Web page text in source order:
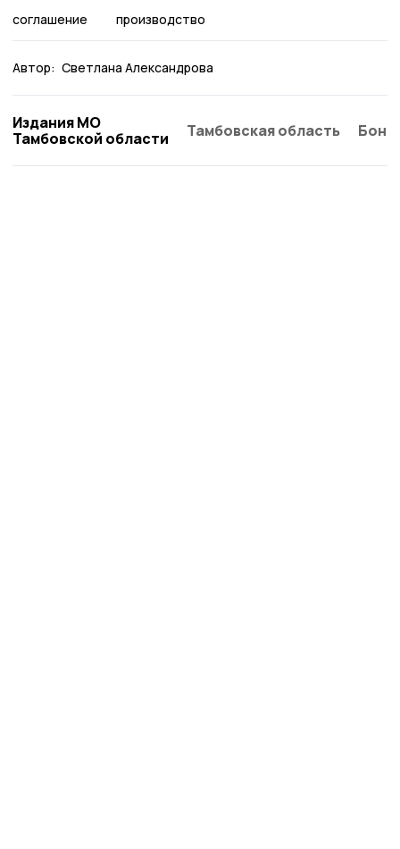
соглашение производство
Автор: Светлана Александрова
Издания МО
Тамбовской области
Тамбовская область